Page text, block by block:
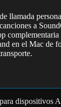
llamada
a
en el Mac de
dispositivos